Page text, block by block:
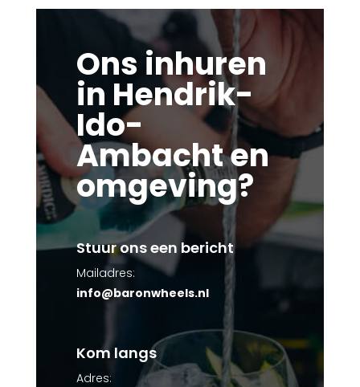
Ons inhuren
in Hendrik-
Ido-
Ambacht en
omgeving?
Stuur ons een bericht
Mailadres:
info@baronwheels.nl
Kom langs
Adres: